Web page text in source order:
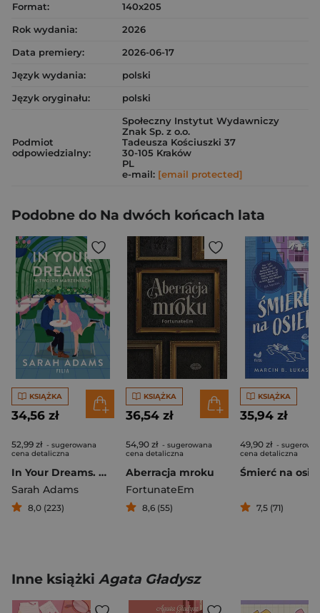
Format:
140x205
Rok wydania:
2026
Data premiery:
2026-06-17
Język wydania:
polski
Język oryginału:
polski
Podmiot
odpowiedzialny:
Społeczny Instytut Wydawniczy
Znak Sp. z o.o.
Tadeusza Kościuszki 37
30-105 Kraków
PL
e-mail: [email protected]
Podobne do Na dwóch końcach lata
KSIĄŻKA
34,56 zł
52,99 zł - sugerowana
cena detaliczna
In Your Dreams. W twoich marzeniach
Sarah Adams
8,0 (223)
KSIĄŻKA
36,54 zł
54,90 zł - sugerowana
cena detaliczna
Aberracja mroku
FortunateEm
8,6 (55)
KSIĄŻKA
35,94 zł
49,90 zł -
cena detaliczna
Śmierć na
7,5 (71)
Inne książki Agata Gładysz